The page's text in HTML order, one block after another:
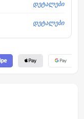
დეტალები
დეტალები